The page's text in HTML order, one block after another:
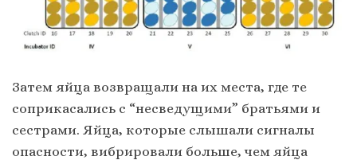
Затем яйца возвращали на их места, где те
соприкасались с “несведущими” братьями и
сестрами. Яйца, которые слышали сигналы
опасности, вибрировали больше, чем яйца